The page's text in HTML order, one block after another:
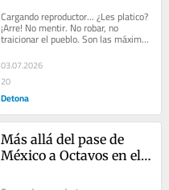
Catarina
Cargando reproductor... ¿Les platico?
¡Arre! No mentir. No robar, no
traicionar el pueblo. Son las máximas
de Morena. Todos quienes aspiran a...
03.07.2026
20
Detona
Más allá del pase de
México a Octavos en el